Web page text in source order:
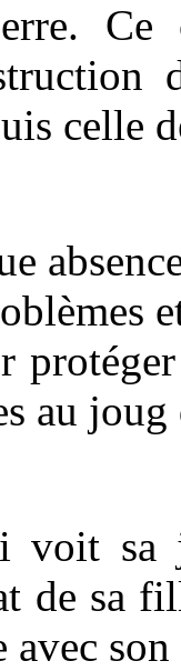
celle
au joug
voit sa
de sa
avec